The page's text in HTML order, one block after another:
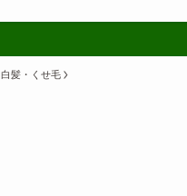
白髪・くせ毛